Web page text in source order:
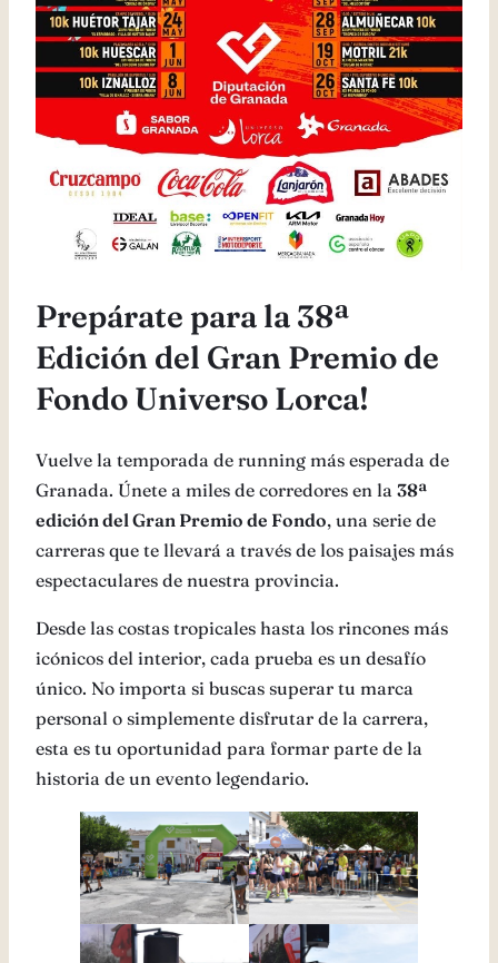
Prepárate para la 38ª
Edición del Gran Premio de
Fondo Universo Lorca!
Vuelve la temporada de running más esperada de
Granada. Únete a miles de corredores en la 38ª
edición del Gran Premio de Fondo, una serie de
carreras que te llevará a través de los paisajes más
espectaculares de nuestra provincia.
Desde las costas tropicales hasta los rincones más
icónicos del interior, cada prueba es un desafío
único. No importa si buscas superar tu marca
personal o simplemente disfrutar de la carrera,
esta es tu oportunidad para formar parte de la
historia de un evento legendario.